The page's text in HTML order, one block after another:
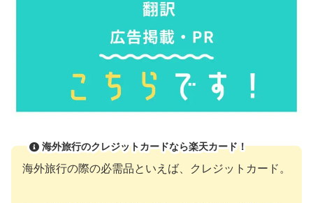
海外旅行のクレジットカードなら楽天カード！
海外旅行の際の必需品といえば、クレジットカード。